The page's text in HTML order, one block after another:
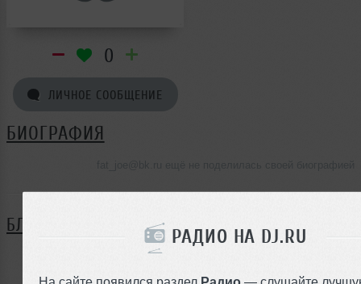
РАДИО НА DJ.RU
На сайте появился раздел Радио — слушайте
0
ЛИЧНОЕ СООБЩЕНИЕ
БИОГРАФИЯ
БЛОГ